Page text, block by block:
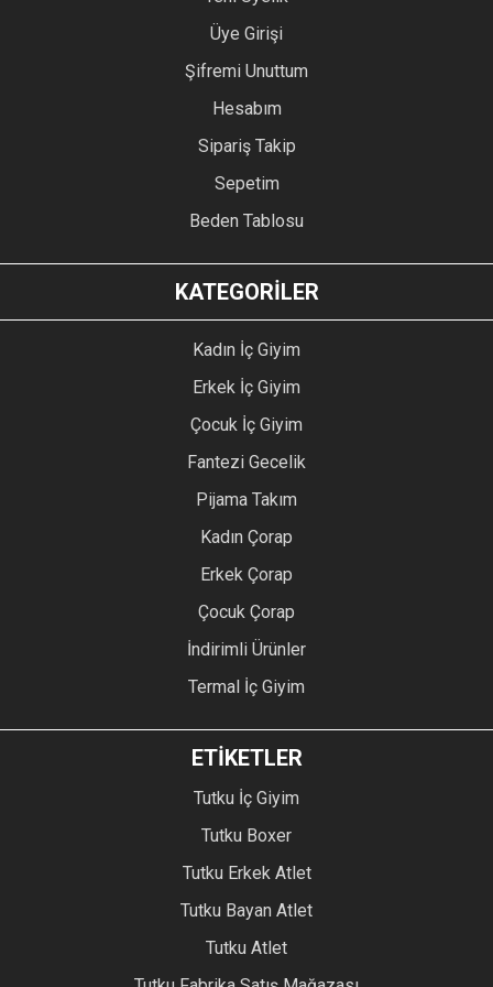
Üye Girişi
Şifremi Unuttum
Hesabım
Sipariş Takip
Sepetim
Beden Tablosu
KATEGORİLER
Kadın İç Giyim
Erkek İç Giyim
Çocuk İç Giyim
Fantezi Gecelik
Pijama Takım
Kadın Çorap
Erkek Çorap
Çocuk Çorap
İndirimli Ürünler
Termal İç Giyim
ETİKETLER
Tutku İç Giyim
Tutku Boxer
Tutku Erkek Atlet
Tutku Bayan Atlet
Tutku Atlet